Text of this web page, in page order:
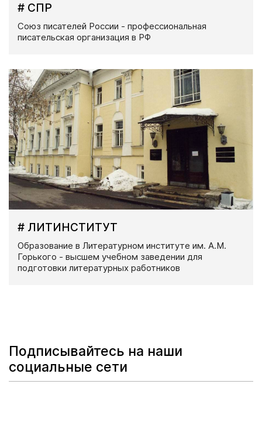
# СПР
Союз писателей России - профессиональная
писательская организация в РФ
# ЛИТИНСТИТУТ
Образование в Литературном институте им. А.М.
Горького - высшем учебном заведении для
подготовки литературных работников
Подписывайтесь на наши
социальные сети